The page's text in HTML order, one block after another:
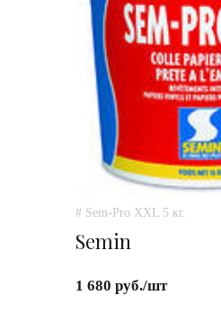
# Sem-Pro XXL 5 кг.
Semin
1 680 руб./шт